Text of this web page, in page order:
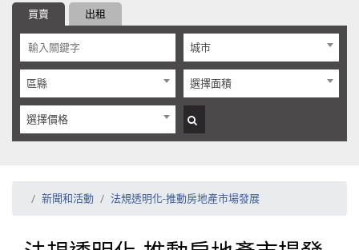
買賣 出租
城市
區縣 選擇面積
選擇價格
新聞和活動 法規透明化-推動房地產市場發展